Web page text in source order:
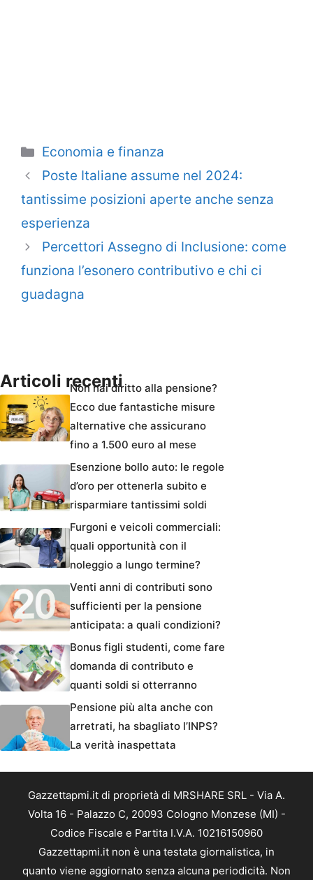
Categorie
Economia e finanza
Poste Italiane assume nel 2024:
tantissime posizioni aperte anche senza
esperienza
Percettori Assegno di Inclusione: come
funziona l’esonero contributivo e chi ci
guadagna
Articoli recentiNon hai diritto alla pensione?
Ecco due fantastiche misure
alternative che assicurano
fino a 1.500 euro al mese
Esenzione bollo auto: le regole
d’oro per ottenerla subito e
risparmiare tantissimi soldi
Furgoni e veicoli commerciali:
quali opportunità con il
noleggio a lungo termine?
Venti anni di contributi sono
sufficienti per la pensione
anticipata: a quali condizioni?
Bonus figli studenti, come fare
domanda di contributo e
quanti soldi si otterranno
Pensione più alta anche con
arretrati, ha sbagliato l’INPS?
La verità inaspettata
Gazzettapmi.it di proprietà di MRSHARE SRL - Via A.
Volta 16 - Palazzo C, 20093 Cologno Monzese (MI) -
Codice Fiscale e Partita I.V.A. 10216150960
Gazzettapmi.it non è una testata giornalistica, in
quanto viene aggiornato senza alcuna periodicità. Non